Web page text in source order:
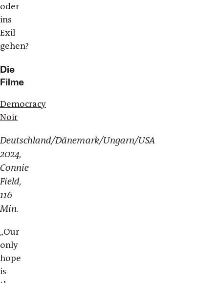
oder
ins
Exil
gehen?
Die
Filme
Democracy
Noir
Deutschland/Dänemark/Ungarn/USA
2024,
Connie
Field,
116
Min.
„Our
only
hope
is